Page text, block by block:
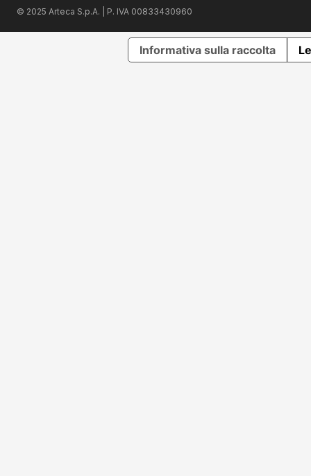
© 2025 Arteca S.p.A. | P. IVA 00833430960
Informativa sulla raccolta